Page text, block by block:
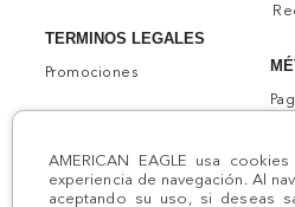
AMERICAN EAGLE usa
experiencia de navegación. Al
aceptando su uso, si deseas
TERMINOS LEGALES
Promociones